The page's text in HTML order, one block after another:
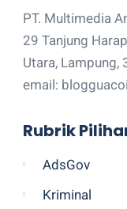
PT. Multimedia
29 Tanjung
Utara, Lampung,
email:
Rubrik
AdsGov
Kriminal